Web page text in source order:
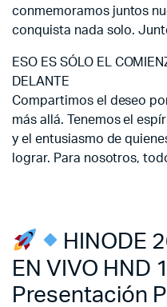
conmemoramos juntos
conquista nada solo.
ESO ES SÓLO EL
DELANTE
Compartimos el deseo
más allá. Tenemos el
y el entusiasmo de
lograr. Para nosotros,
HINODE
EN VIVO HND
Presentación